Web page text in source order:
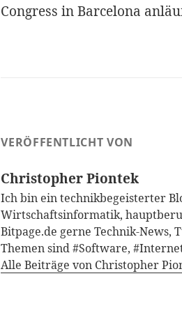
Congress in Barcelona
VERÖFFENTLICHT VON
Christopher Piontek
Ich bin ein technikbegeisterter
Wirtschaftsinformatik,
Bitpage.de gerne Technik-
Themen sind #Software,
Alle Beiträge von Christopher